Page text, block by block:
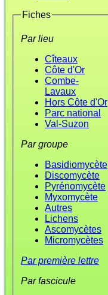
Fiches
Par lieu
Cîteaux
Côte d'Or
Combe-
Lavaux
Hors Côte d'Or
Parc national
Val-Suzon
Par groupe
Basidiomycète
Discomycète
Pyrénomycète
Myxomycète
Autres
Lichens
Ascomycètes
Micromycètes
Par première lettre
Par fascicule